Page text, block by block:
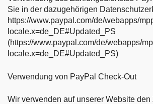
Sie in der dazugehörigen
https://www.paypal.com/de/webapps/
locale.x=de_DE#Updated_PS
(https://www.paypal.com/de/webapps/
locale.x=de_DE#Updated_PS)
Verwendung von PayPal Check-Out
Wir verwenden auf unserer Website